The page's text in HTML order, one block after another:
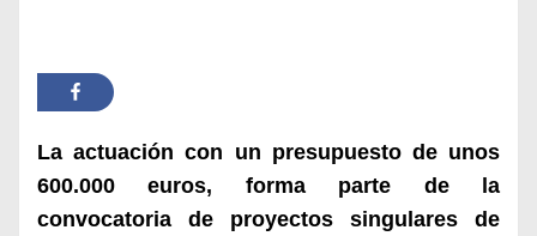
La actuación con un presupuesto de unos
600.000 euros, formaparte de la
convocatoria de proyectos singulares de